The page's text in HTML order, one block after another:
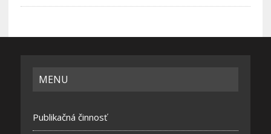
MENU
Publikačná činnosť